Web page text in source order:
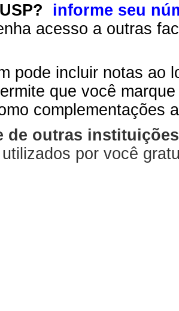
informe seu
acesso a outras
pode incluir notas ao
que você
complementações
de outras
por você